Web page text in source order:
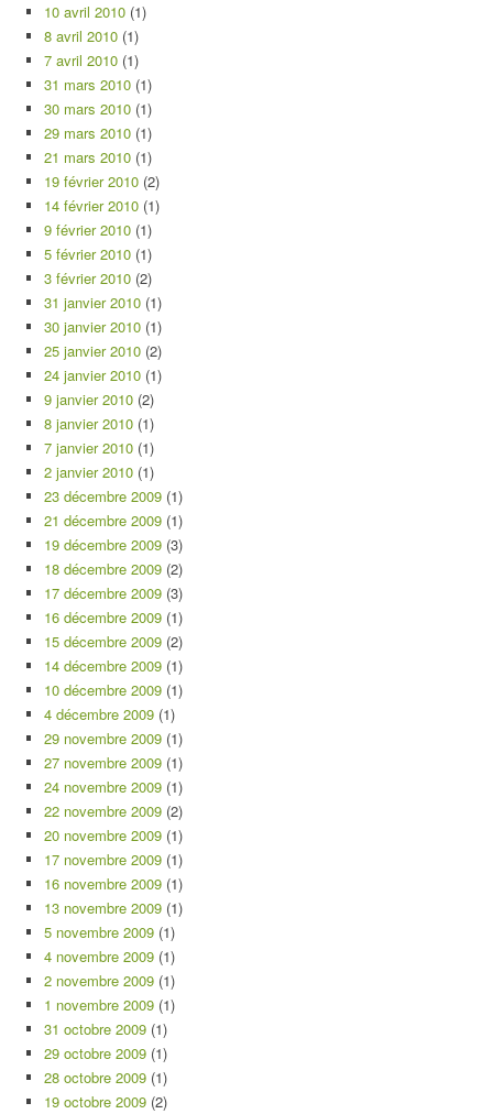
10 avril 2010 (1)
8 avril 2010 (1)
7 avril 2010 (1)
31 mars 2010 (1)
30 mars 2010 (1)
29 mars 2010 (1)
21 mars 2010 (1)
19 février 2010 (2)
14 février 2010 (1)
9 février 2010 (1)
5 février 2010 (1)
3 février 2010 (2)
31 janvier 2010 (1)
30 janvier 2010 (1)
25 janvier 2010 (2)
24 janvier 2010 (1)
9 janvier 2010 (2)
8 janvier 2010 (1)
7 janvier 2010 (1)
2 janvier 2010 (1)
23 décembre 2009 (1)
21 décembre 2009 (1)
19 décembre 2009 (3)
18 décembre 2009 (2)
17 décembre 2009 (3)
16 décembre 2009 (1)
15 décembre 2009 (2)
14 décembre 2009 (1)
10 décembre 2009 (1)
4 décembre 2009 (1)
29 novembre 2009 (1)
27 novembre 2009 (1)
24 novembre 2009 (1)
22 novembre 2009 (2)
20 novembre 2009 (1)
17 novembre 2009 (1)
16 novembre 2009 (1)
13 novembre 2009 (1)
5 novembre 2009 (1)
4 novembre 2009 (1)
2 novembre 2009 (1)
1 novembre 2009 (1)
31 octobre 2009 (1)
29 octobre 2009 (1)
28 octobre 2009 (1)
19 octobre 2009 (2)